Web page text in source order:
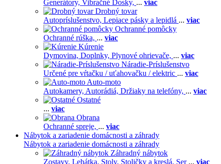
Generátory, Vibračné Dosky, ... viac
Drobný tovar
Autopríslušenstvo, Lepiace pásky a lepidlá ... viac
Ochranné pomôcky
Ochranné rúška, ... viac
Kúrenie
Dymovina, Doplnky, Plynové ohrievače, ... viac
Náradie-Príslušenstvo
Určené pre vŕtačku / uťahovačku / elektric ... viac
Auto-moto
Autokamery, Autorádiá, Držiaky na telefóny, ... viac
Ostatné
... viac
Obrana
Ochranné spreje, ... viac
Nábytok a zariadenie domácnosti a záhrady
Nábytok a zariadenie domácnosti a záhrady
Záhradný nábytok
Zostavy, Lehátka, Stoly, Stoličky a kreslá, Ser ... viac